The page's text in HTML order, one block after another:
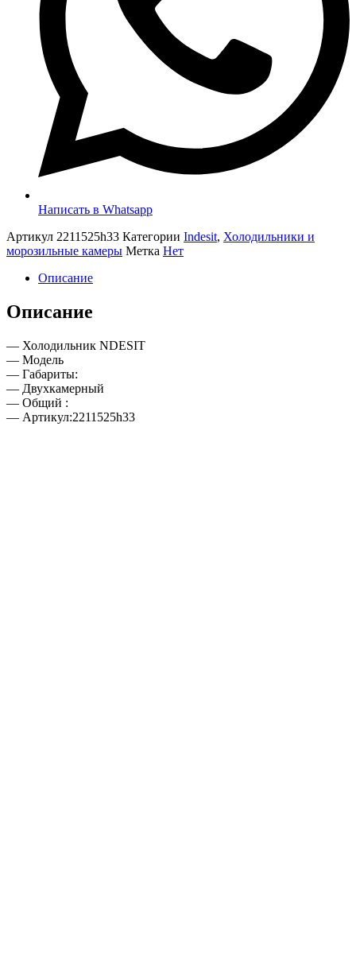
Написать в Whatsapp
Артикул 2211525h33 Категории Indesit, Холодильники и
морозильные камеры Метка Нет
Описание
Описание
— Холодильник NDESIT
— Модель
— Габариты:
— Двухкамерный
— Общий :
— Артикул:2211525h33